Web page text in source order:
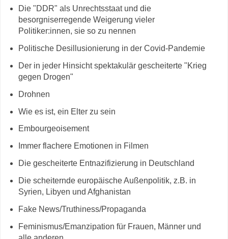
Die "DDR" als Unrechtsstaat und die
besorgniserregende Weigerung vieler
Politiker:innen, sie so zu nennen
Politische Desillusionierung in der Covid-Pandemie
Der in jeder Hinsicht spektakulär gescheiterte "Krieg
gegen Drogen"
Drohnen
Wie es ist, ein Elter zu sein
Embourgeoisement
Immer flachere Emotionen in Filmen
Die gescheiterte Entnazifizierung in Deutschland
Die scheiternde europäische Außenpolitik, z.B. in
Syrien, Libyen und Afghanistan
Fake News/Truthiness/Propaganda
Feminismus/Emanzipation für Frauen, Männer und